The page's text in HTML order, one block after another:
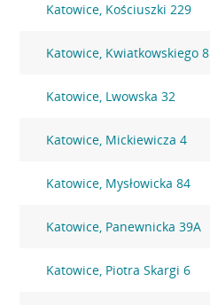
Katowice, Kościuszki 229
Katowice, Kwiatkowskiego 8
Katowice, Lwowska 32
Katowice, Mickiewicza 4
Katowice, Mysłowicka 84
Katowice, Panewnicka 39A
Katowice, Piotra Skargi 6